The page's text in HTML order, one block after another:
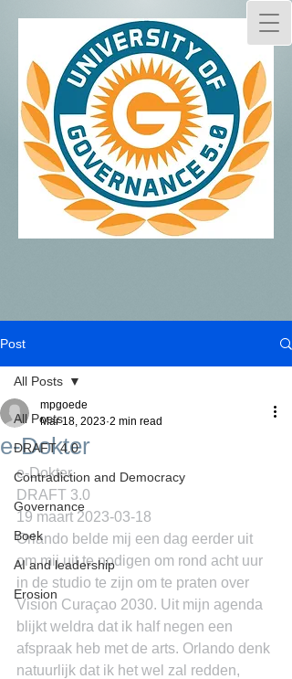
Post
All Posts
DRAFT 4.0
Contradiction and Democracy
Governance
Boek
AI and leadership
Erosion
All Posts
e-Dokter
mpgoede
Mar 18, 2023 2 min read
e-Dokter
DRAFT 3.0
19 maart 2023-03-18
Orlando belde mij een dag eerder uit
om mij uit te nodigen om rond acht uur
in de studio te zijn om te praten over
Vision Curaçao 2030. Uit mijn agenda
blijkt weldra dat ik half negen een
afspraak heb met de arts. Orlando denk
natuurlijk dat ik het wel zal redden,